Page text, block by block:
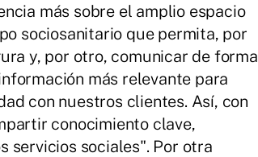
más sobre el amplio espacio
sociosanitario que permita, por
y, por otro, comunicar de forma
más relevante para
con nuestros clientes. Así, con
conocimiento clave,
servicios sociales". Por otra